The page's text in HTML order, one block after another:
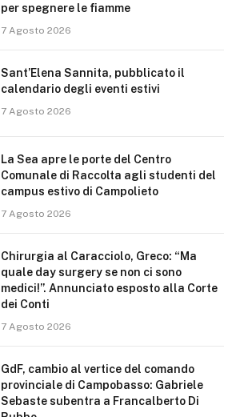
per spegnere le fiamme
7 Agosto 2026
Sant’Elena Sannita, pubblicato il
calendario degli eventi estivi
7 Agosto 2026
La Sea apre le porte del Centro
Comunale di Raccolta agli studenti del
campus estivo di Campolieto
7 Agosto 2026
Chirurgia al Caracciolo, Greco: “Ma
quale day surgery se non ci sono
medici!”. Annunciato esposto alla Corte
dei Conti
7 Agosto 2026
GdF, cambio al vertice del comando
provinciale di Campobasso: Gabriele
Sebaste subentra a Francalberto Di